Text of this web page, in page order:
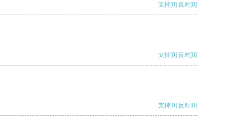
支持[0] 反对[0]
支持[0] 反对[0]
支持[0] 反对[0]